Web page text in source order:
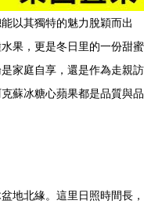
以其獨特的魅力脫穎而出
果，更是冬日里的一份甜蜜
家庭自享，還是作為走親訪
蘇冰糖心蘋果都是品質與品
地北緣。這里日照時間長，